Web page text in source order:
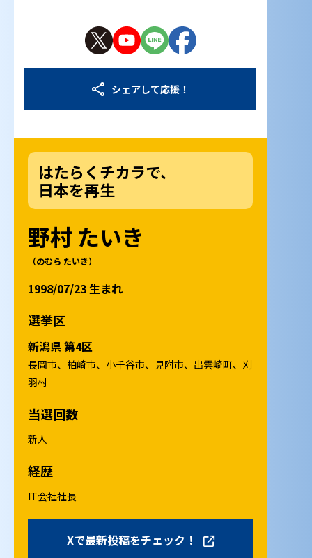
シェアして応援！
はたらくチカラで、
日本を再生
野村 たいき
（のむら たいき）
1998/07/23 生まれ
選挙区
新潟県 第4区
長岡市、柏崎市、小千谷市、見附市、出雲崎町、刈
羽村
当選回数
新人
経歴
IT会社社長
Xで最新投稿をチェック！